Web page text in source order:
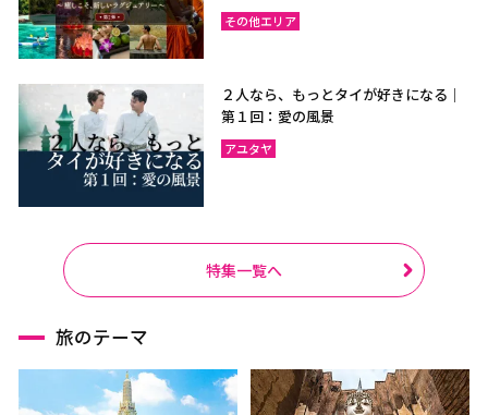
その他エリア
２人なら、もっとタイが好きになる｜
第１回：愛の風景
アユタヤ
特集一覧へ
旅のテーマ